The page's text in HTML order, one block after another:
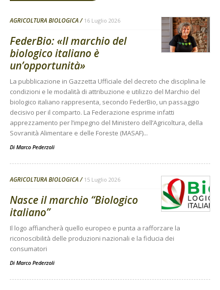
AGRICOLTURA BIOLOGICA 16 Luglio 2026
FederBio: «Il marchio del
biologico italiano è
un’opportunità»
La pubblicazione in Gazzetta Ufficiale del decreto che disciplina le
condizioni e le modalità di attribuzione e utilizzo del Marchio del
biologico italiano rappresenta, secondo FederBio, un passaggio
decisivo per il comparto. La Federazione esprime infatti
apprezzamento per l’impegno del Ministero dell’Agricoltura, della
Sovranità Alimentare e delle Foreste (MASAF)...
Di Marco Pederzoli
AGRICOLTURA BIOLOGICA 15 Luglio 2026
Nasce il marchio “Biologico
italiano”
Il logo affiancherà quello europeo e punta a rafforzare la
riconoscibilità delle produzioni nazionali e la fiducia dei
consumatori
Di Marco Pederzoli